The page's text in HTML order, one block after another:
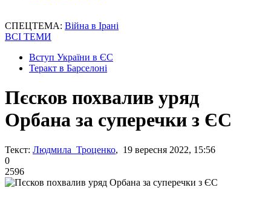
СПЕЦТЕМА: Війна в Ірані
ВСІ ТЕМИ
Вступ України в ЄС
Теракт в Барселоні
Пєсков похвалив уряд
Орбана за суперечки з ЄС
Текст: Людмила Троценко, 19 вересня 2022, 15:56
0
2596